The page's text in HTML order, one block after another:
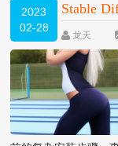
2023
02-28
Stable
龙天